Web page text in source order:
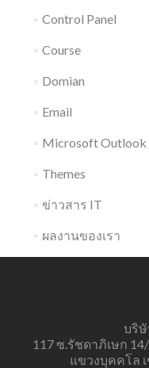
Control Panel
Course
Domian
Email
Microsoft Outlook
Themes
ข่าวสาร IT
ผลงานของเรา
บริ
117 ซ.รัชดาภิเษก
แขวงบุคคโล